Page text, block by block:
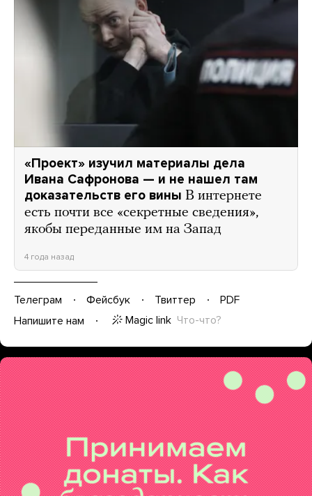
«Проект» изучил материалы дела
Ивана Сафронова — и не нашел там
доказательств его вины В интернете
есть почти все «секретные сведения»,
якобы переданные им на Запад
4 года назад
Телеграм Фейсбук Твиттер
PDF
Напишите нам
Magic link Что-что?